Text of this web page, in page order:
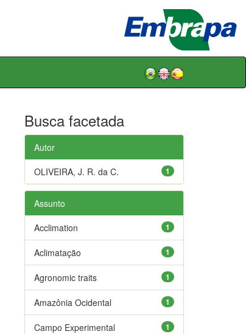
Busca facetada
Autor
1
OLIVEIRA, J. R. da C.
Assunto
1
Acclimation
1
Aclimatação
1
Agronomic traits
1
Amazônia Ocidental
1
Campo Experimental